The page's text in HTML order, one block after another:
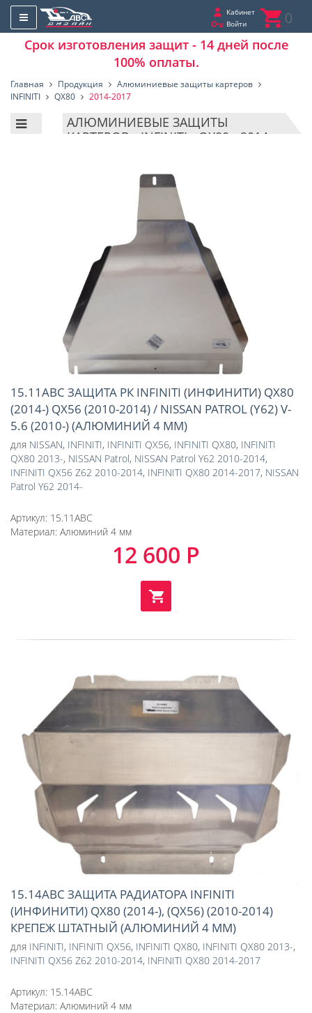
Кабинет
Войти
0
Срок изготовления защит - 14 дней после
100% оплаты.
Главная Продукция
Алюминиевые защиты картеров
INFINITI
QX80 2014-2017
АЛЮМИНИЕВЫЕ ЗАЩИТЫ
КАРТЕРОВ - INFINITI - QX80 - 2014-
15.11ABC ЗАЩИТА РК INFINITI (ИНФИНИТИ) QX80
(2014-) QX56 (2010-2014) / NISSAN PATROL (Y62) V-
5.6 (2010-) (АЛЮМИНИЙ 4 ММ)
для NISSAN, INFINITI, INFINITI QX56, INFINITI QX80, INFINITI
QX80 2013-, NISSAN Patrol, NISSAN Patrol Y62 2010-2014,
INFINITI QX56 Z62 2010-2014, INFINITI QX80 2014-2017, NISSAN
Patrol Y62 2014-
Артикул: 15.11ABC
Материал: Алюминий 4 мм
12 600 Р
15.14ABC ЗАЩИТА РАДИАТОРА INFINITI
(ИНФИНИТИ) QX80 (2014-), (QX56) (2010-2014)
КРЕПЕЖ ШТАТНЫЙ (АЛЮМИНИЙ 4 ММ)
для INFINITI, INFINITI QX56, INFINITI QX80, INFINITI QX80 2013-,
INFINITI QX56 Z62 2010-2014, INFINITI QX80 2014-2017
Артикул: 15.14ABC
Материал: Алюминий 4 мм